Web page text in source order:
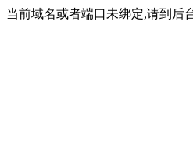
当前域名或者端口未绑定,请到后